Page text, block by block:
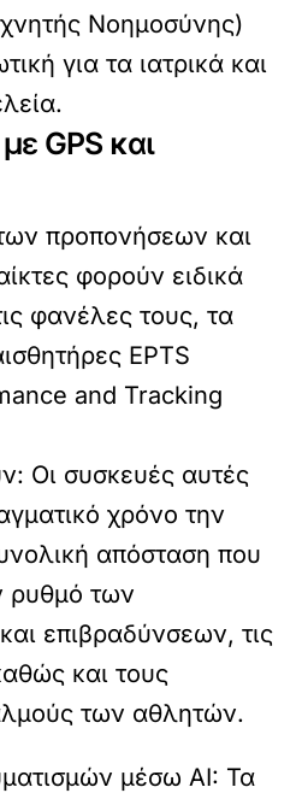
Νοημοσύνης)
για τα ιατρικά και
GPS και
προπονήσεων και
φορούν ειδικά
φανέλες τους, τα
EPTS
and Tracking
Οι συσκευές αυτές
χρόνο την
απόσταση που
ρυθμό των
επιβραδύνσεων, τις
και τους
των αθλητών.
μέσω AI: Τα